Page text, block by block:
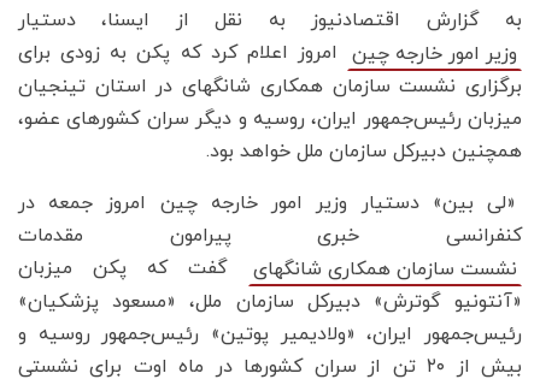
به گزارش اقتصادنیوز به نقل از ایسنا، دستیار
وزیر امور خارجه چین
امروز اعلام کرد که پکن به زودی برای
برگزاری نشست سازمان همکاری شانگهای در استان تینجیان
میزبان رئیس‌جمهور ایران، روسیه و دیگر سران کشورهای عضو،
همچنین دبیرکل سازمان ملل خواهد بود.
«لی بین» دستیار وزیر امور خارجه چین امروز جمعه در
کنفرانسی خبری پیرامون مقدمات
نشست سازمان همکاری شانگهای
گفت که پکن میزبان
«آنتونیو گوترش» دبیرکل سازمان ملل، «مسعود پزشکیان»
رئیس‌جمهور ایران، «ولادیمیر پوتین» رئیس‌جمهور روسیه و
بیش از ۲۰ تن از سران کشورها در ماه اوت برای نشستی